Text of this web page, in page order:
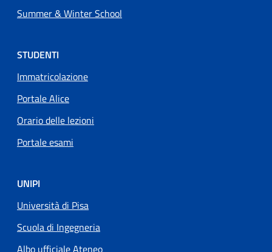
Summer & Winter School
STUDENTI
Immatricolazione
Portale Alice
Orario delle lezioni
Portale esami
UNIPI
Università di Pisa
Scuola di Ingegneria
Albo ufficiale Ateneo